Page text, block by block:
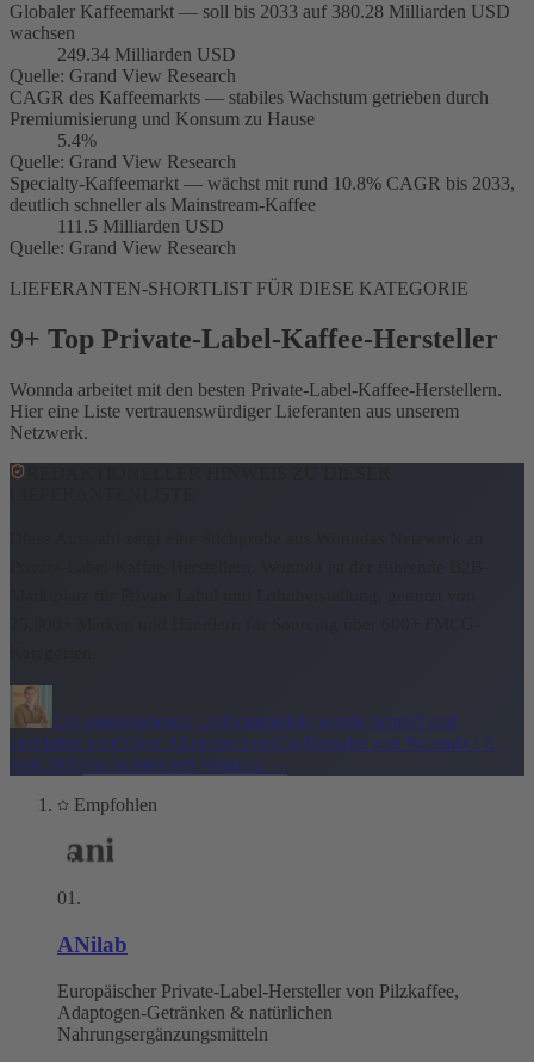
Globaler Kaffeemarkt — soll bis 2033 auf 380.28 Milliarden USD
wachsen
249.34 Milliarden USD
Quelle: Grand View Research
CAGR des Kaffeemarkts — stabiles Wachstum getrieben durch
Premiumisierung und Konsum zu Hause
5.4%
Quelle: Grand View Research
Specialty-Kaffeemarkt — wächst mit rund 10.8% CAGR bis 2033,
deutlich schneller als Mainstream-Kaffee
111.5 Milliarden USD
Quelle: Grand View Research
LIEFERANTEN-SHORTLIST FÜR DIESE KATEGORIE
9+ Top Private-Label-Kaffee-Hersteller
Wonnda arbeitet mit den besten Private-Label-Kaffee-Herstellern.
Hier eine Liste vertrauenswürdiger Lieferanten aus unserem
Netzwerk.
Die untenstehende Lieferantenliste wurde geprüft und
verifiziert vonOliver AllmoslechnerCo-Founder von Wonnda · 6.
Juni 2026So funktioniert Wonnda →
Empfohlen
01 .
ANilab
Europäischer Private-Label-Hersteller von Pilzkaffee,
Adaptogen-Getränken & natürlichen
Nahrungsergänzungsmitteln